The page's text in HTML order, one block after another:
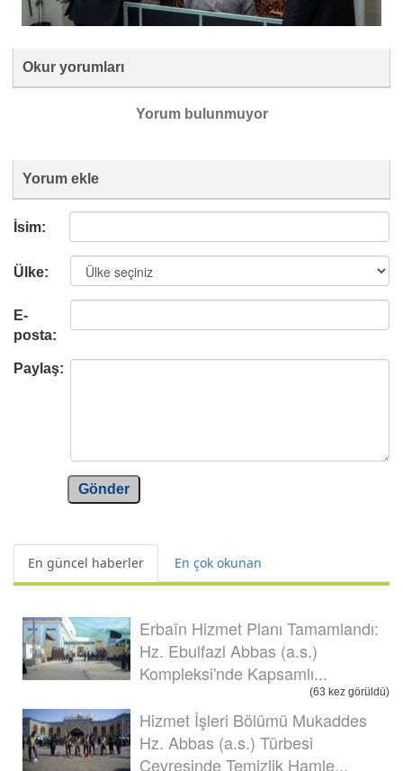
Okur yorumları
Yorum bulunmuyor
Yorum ekle
İsim:
Ülke:
E-
posta:
Paylaş:
Gönder
En güncel haberler En çok okunan
Erbaîn Hizmet Planı Tamamlandı:
Hz. Ebulfazl Abbas (a.s.)
Kompleksi'nde Kapsamlı...
(63 kez görüldü)
Hizmet İşleri Bölümü Mukaddes
Hz. Abbas (a.s.) Türbesi
Çevresinde Temizlik Hamle...